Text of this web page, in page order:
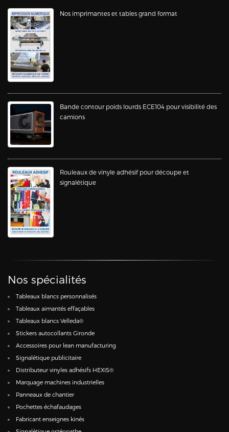
Nos imprimantes et tables grand format
Bande contour poids lourds ECE104 pour visibilité des
camions
Rouleaux de vinyle adhésif pour découpe et
signalétique
Nos spécialités
Tableaux blancs personnalisés
Tableaux aimantés effaçables
Tableaux blancs Velleda®
Stickers autocollants Gironde
Accessoires pour lean manufacturing
Signalétique publicitaire
Distributeur vinyles adhésifs HEXIS®
Marquage machines industrielles
Panneaux de chantier
Pochettes échafaudages
Fabricant enseignes kinés